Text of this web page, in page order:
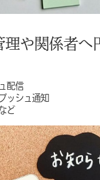
理や関係者へ
配信
ッシュ通知
ど